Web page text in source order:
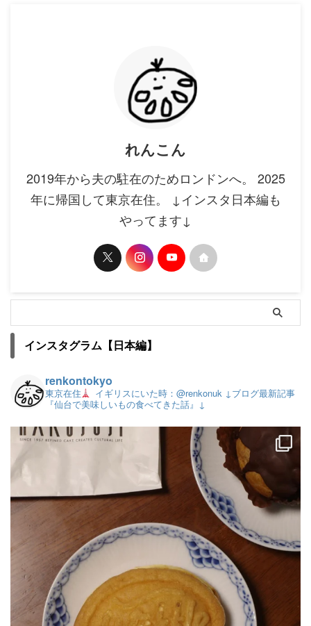
れんこん
2019年から夫の駐在のためロンドンへ。 2025
年に帰国して東京在住。 ↓インスタ日本編も
やってます↓
インスタグラム【日本編】
renkontokyo
東京在住 イギリスにいた時：@renkonuk ↓ブログ最新記事
『仙台で美味しいもの食べてきた話』↓